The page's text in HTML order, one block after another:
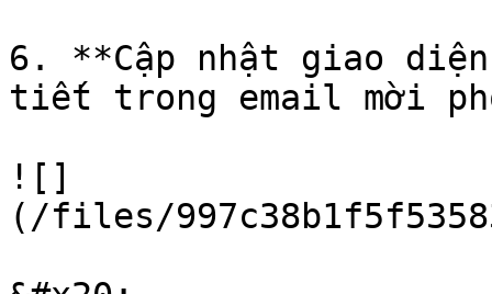
6. **Cập nhật giao
tiết trong email mời
![]
(/files/